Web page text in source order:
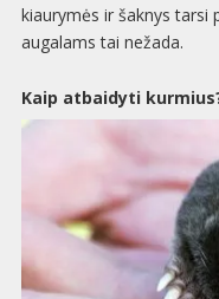
kiaurymės ir šaknys tarsi
augalams tai nežada.
Kaip atbaidyti